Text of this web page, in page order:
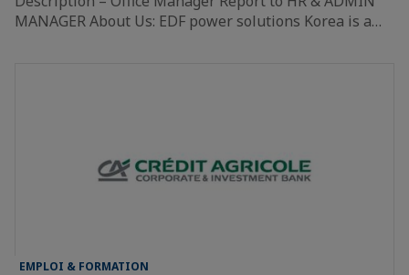
MANAGER About Us: EDF power solutions Korea is a…
EMPLOI & FORMATION